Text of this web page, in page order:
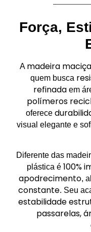
Força,
A madeira
quem busca
refinada em
polímeros
oferece
visual elegante e
Diferente das
plástica é 100%
apodrecimento,
constante. Seu
estabilidade
passarelas,